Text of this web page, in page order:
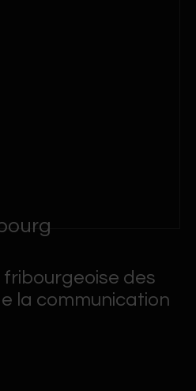
des
la communication